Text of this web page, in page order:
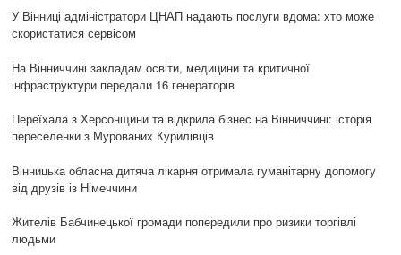
У Вінниці адміністратори ЦНАП надають послуги вдома: хто може
скористатися сервісом
На Вінниччині закладам освіти, медицини та критичної
інфраструктури передали 16 генераторів
Переїхала з Херсонщини та відкрила бізнес на Вінниччині: історія
переселенки з Мурованих Курилівців
Вінницька обласна дитяча лікарня отримала гуманітарну допомогу
від друзів із Німеччини
Жителів Бабчинецької громади попередили про ризики торгівлі
людьми